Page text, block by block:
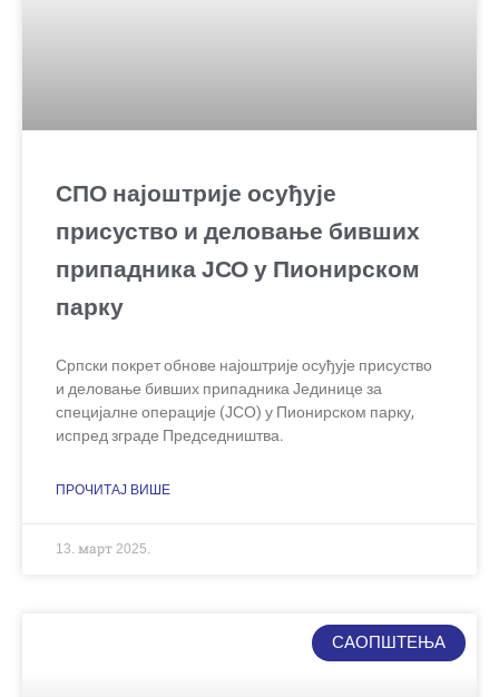
СПО најоштрије осуђује
присуство и деловање бивших
припадника ЈСО у Пионирском
парку
Српски покрет обнове најоштрије осуђује присуство
и деловање бивших припадника Јединице за
специјалне операције (ЈСО) у Пионирском парку,
испред зграде Председништва.
ПРОЧИТАЈ ВИШЕ
13. март 2025.
САОПШТЕЊА